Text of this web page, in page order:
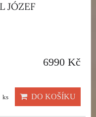
JÓZEF
6990 Kč
ks DO KOŠÍKU